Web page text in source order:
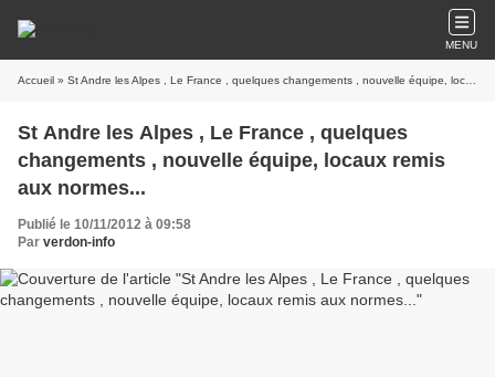
MENU
Accueil » St Andre les Alpes , Le France , quelques changements , nouvelle équipe, locaux remis aux normes...
St Andre les Alpes , Le France , quelques
changements , nouvelle équipe, locaux remis
aux normes...
Publié le 10/11/2012 à 09:58
Par verdon-info